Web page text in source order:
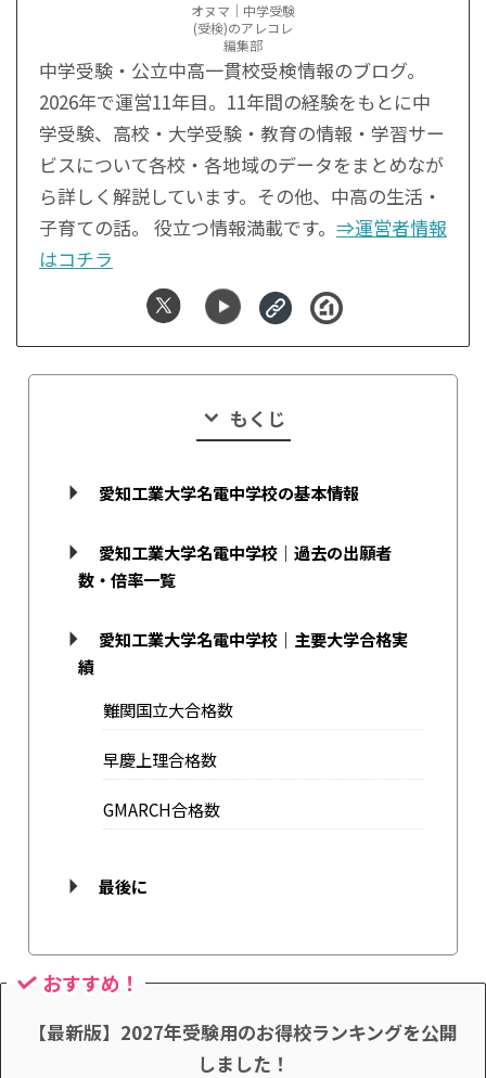
オヌマ｜中学受験
(受検)のアレコレ
編集部
中学受験・公立中高一貫校受検情報のブログ。
2026年で運営11年目。11年間の経験をもとに中
学受験、高校・大学受験・教育の情報・学習サー
ビスについて各校・各地域のデータをまとめなが
ら詳しく解説しています。その他、中高の生活・
子育ての話。 役立つ情報満載です。 ⇒運営者情報
はコチラ
もくじ
愛知工業大学名電中学校の基本情報
愛知工業大学名電中学校｜過去の出願者
数・倍率一覧
愛知工業大学名電中学校｜主要大学合格実
績
難関国立大合格数
早慶上理合格数
GMARCH合格数
最後に
おすすめ！
【最新版】2027年受験用のお得校ランキングを公開
しました！